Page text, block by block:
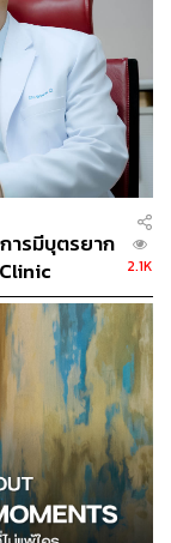
มุมเตียงของ
เพราะลงทุนกับ
มาก ทั้งเครื่อง
ถูกต้อง หมอนที่
หนาและความ
ารมีบุตรยาก
2.1K